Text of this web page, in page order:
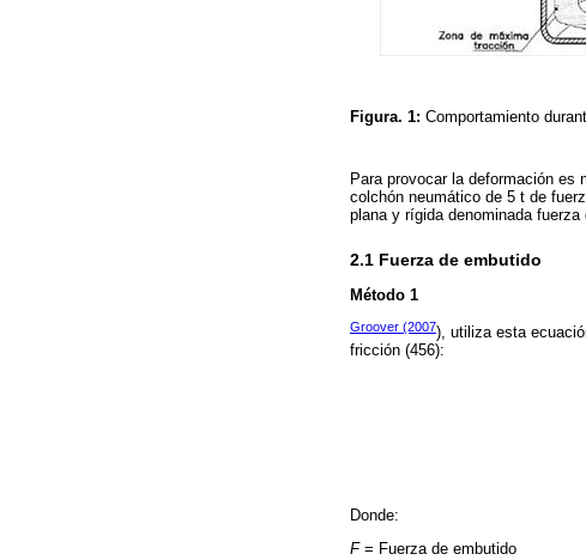
Figura. 1: Comportamiento
Para provocar la deformación es
colchón neumático de 5 t de
plana y rígida denominada
2.1 Fuerza de embutido
Método 1
Groover (2007), utiliza esta
fricción (456):
Donde:
F= Fuerza de embutido